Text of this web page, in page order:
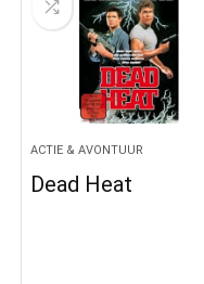
ACTIE & AVONTUUR
Dead Heat